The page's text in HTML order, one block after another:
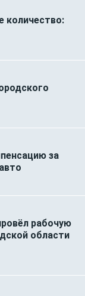
количество:
за
рабочую
области